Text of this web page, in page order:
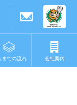
までの流れ 会社案内